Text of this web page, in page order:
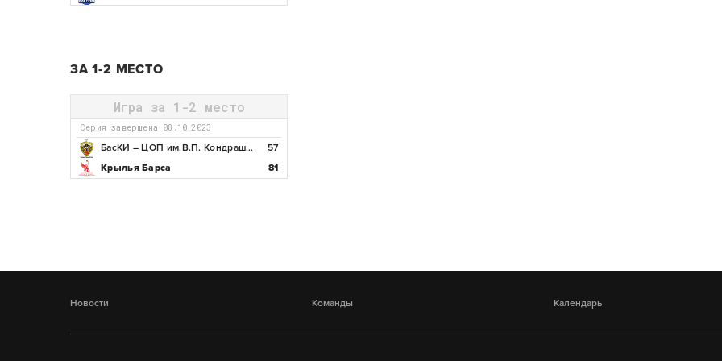
ЗА 1-2 МЕСТО
Игра за 1-2 место
Серия завершена 08.10.2023
БасКИ – ЦОП им.В.П. Кондрашина
57
Крылья Барса
81
Новости Команды Календарь